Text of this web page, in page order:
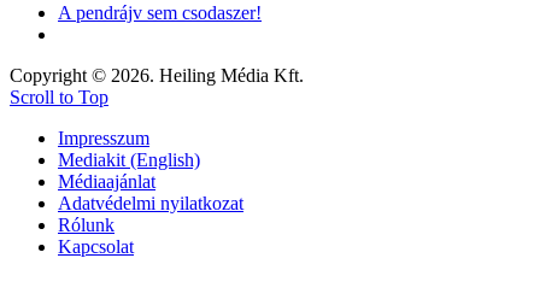
A pendrájv sem csodaszer!
Copyright © 2026. Heiling Média Kft.
Scroll to Top
Impresszum
Mediakit (English)
Médiaajánlat
Adatvédelmi nyilatkozat
Rólunk
Kapcsolat